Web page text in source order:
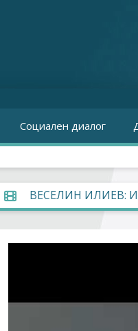
Социален диалог
ВЕСЕЛИН ИЛИЕВ: